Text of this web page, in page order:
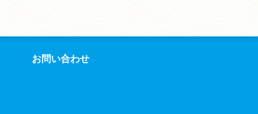
お問い合わせ